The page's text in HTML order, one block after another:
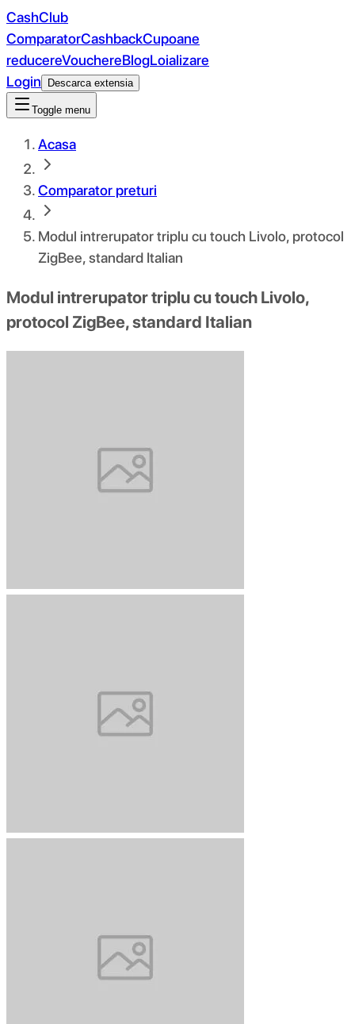
CashClub
ComparatorCashbackCupoane
reducereVouchereBlogLoializare
Login
Descarca extensia
Toggle menu
Acasa
Comparator preturi
Modul intrerupator triplu cu touch Livolo, protocol
ZigBee, standard Italian
Modul intrerupator triplu cu touch Livolo,
protocol ZigBee, standard Italian